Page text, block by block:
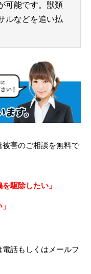
可能です。獣類
ルなどを追い払
害のご相談を無料で
駆除したい」
話もしくはメールフ